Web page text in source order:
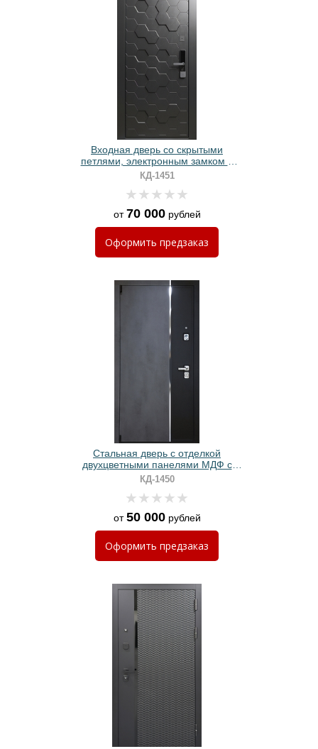
Входная дверь со скрытыми
петлями, электронным замком и
панелями МДФ с 3D фрезеровкой
КД-1451
от70 000рублей
Оформить предзаказ
Стальная дверь с отделкой
двухцветными панелями МДФ с
хромированной вертикальной
полоской
КД-1450
от50 000рублей
Оформить предзаказ